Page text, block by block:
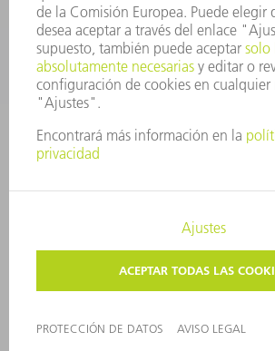
EMPRESA
CARRERA PROFESIONAL
OFERTAS DE TRABAJO
PERFIL DE LA EMPRESA
JUNTA DIRECTIVA
INFORME ANUAL
CUMPLIMIENTO
SISTEMA DE INFORMADORES
COMUNICADOS DE PRENSA
GESTIÓN EMPRESARIAL